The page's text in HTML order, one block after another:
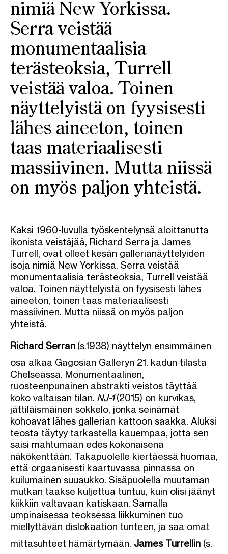
nimiä New Yorkissa.
Serra veistää
monumentaalisia
terästeoksia, Turrell
veistää valoa. Toinen
näyttelyistä on fyysisesti
lähes aineeton, toinen
taas materiaalisesti
massiivinen. Mutta niissä
on myös paljon yhteistä.
Kaksi 1960-luvulla työskentelynsä aloittanutta
ikonista veistäjää, Richard Serra ja James
Turrell, ovat olleet kesän gallerianäyttelyiden
isoja nimiä New Yorkissa. Serra veistää
monumentaalisia terästeoksia, Turrell veistää
valoa. Toinen näyttelyistä on fyysisesti lähes
aineeton, toinen taas materiaalisesti
massiivinen. Mutta niissä on myös paljon
yhteistä.
Richard Serran (s.1938) näyttelyn ensimmäinen
osa alkaa Gagosian Galleryn 21. kadun tilasta
Chelseassa. Monumentaalinen,
ruosteenpunainen abstrakti veistos täyttää
koko valtaisan tilan. NJ-1(2015) on kurvikas,
jättiläismäinen sokkelo, jonka seinämät
kohoavat lähes gallerian kattoon saakka. Aluksi
teosta täytyy tarkastella kauempaa, jotta sen
saisi mahtumaan edes kokonaisena
näkökenttään. Takapuolelle kiertäessä huomaa,
että orgaanisesti kaartuvassa pinnassa on
kuilumainen suuaukko. Sisäpuolella muutaman
mutkan taakse kuljettua tuntuu, kuin olisi jäänyt
kiikkiin valtavaan katiskaan. Samalla
umpinaisessa teoksessa liikkuminen tuo
miellyttävän dislokaation tunteen, ja saa omat
mittasuhteet hämärtymään. James Turrellin (s.